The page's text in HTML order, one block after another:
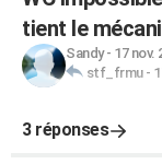
tient le
Sandy- 17 nov.
stf_frmu-
3 réponses